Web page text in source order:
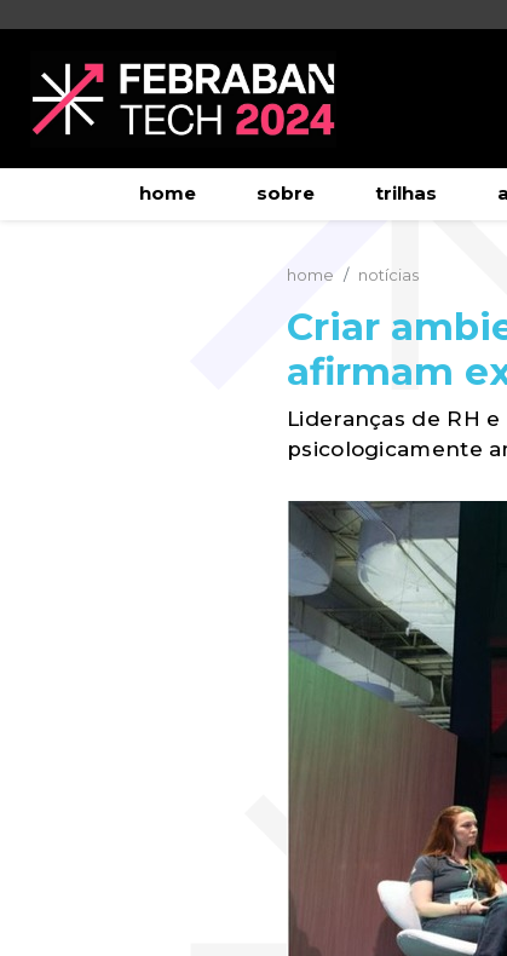
home sobre trilhas
home notícias
Criar
afirmam
Lideranças de RH
psicologicamente